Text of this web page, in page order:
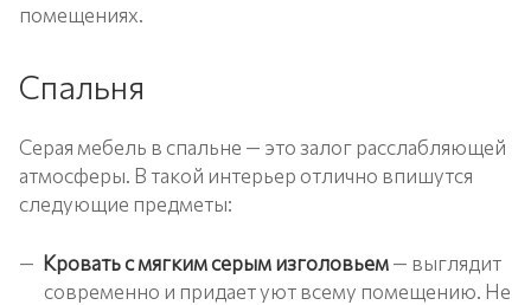
помещениях.
Спальня
Серая мебель в спальне — это залог расслабляющей
атмосферы. В такой интерьер отлично впишутся
следующие предметы:
Кровать с мягким серым изголовьем— выглядит
современно и придает уют всему помещению. Не